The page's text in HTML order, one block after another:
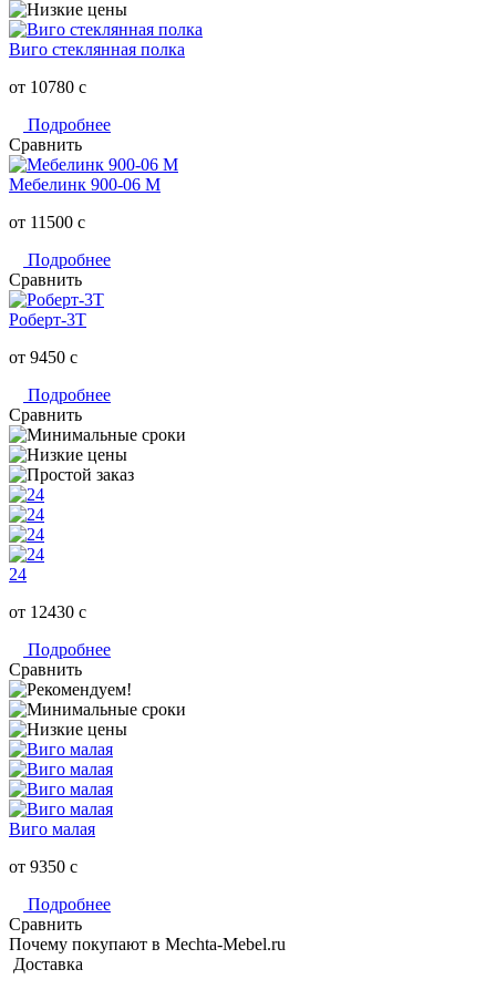
Виго стеклянная полка
от 10780 c
Подробнее
Сравнить
Мебелинк 900-06 М
от 11500 c
Подробнее
Сравнить
Роберт-3Т
от 9450 c
Подробнее
Сравнить
24
от 12430 c
Подробнее
Сравнить
Виго малая
от 9350 c
Подробнее
Сравнить
Почему покупают в Mechta-Mebel.ru
Доставка